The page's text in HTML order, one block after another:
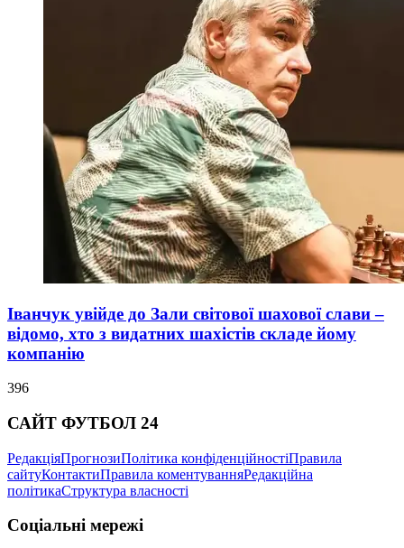
Іванчук увійде до Зали світової шахової слави –
відомо, хто з видатних шахістів складе йому
компанію
396
САЙТ ФУТБОЛ 24
РедакціяПрогнозиПолітика конфіденційностіПравила
сайтуКонтактиПравила коментуванняРедакційна
політикаСтруктура власності
Соціальні мережі